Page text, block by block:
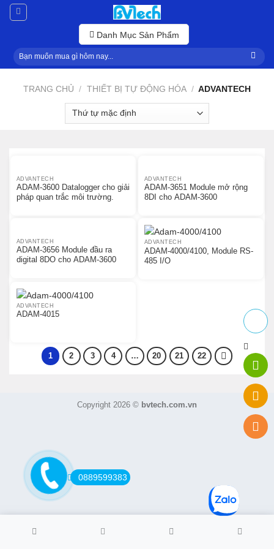
Skip
Danh Mục Sản Phẩm
Tìm
kiếm:
TRANG CHỦ / THIẾT BỊ TỰ ĐỘNG HÓA / ADVANTECH
ADVANTECH
ADAM-3600 Datalogger cho giải
pháp quan trắc môi trường.
ADVANTECH
ADAM-3651 Module mở rộng
8DI cho ADAM-3600
ADVANTECH
ADAM-3656 Module đầu ra
digital 8DO cho ADAM-3600
ADVANTECH
ADAM-4000/4100, Module RS-
485 I/O
ADVANTECH
ADAM-4015
1 2 3 4 … 20 21 22
Copyright 2026 © bvtech.com.vn
0889599383